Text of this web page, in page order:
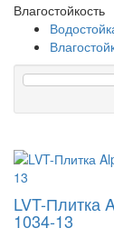
Влагостойкость
LVT-Плитка
1034-13